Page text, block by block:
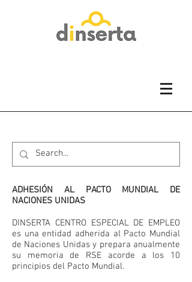
ADHESIÓN AL PACTO MUNDIAL DE
NACIONES UNIDAS
DINSERTA CENTRO ESPECIAL DE EMPLEO
es una entidad adherida al Pacto Mundial
de Naciones Unidas y prepara anualmente
su memoria de RSE acorde a los 10
principios del Pacto Mundial.